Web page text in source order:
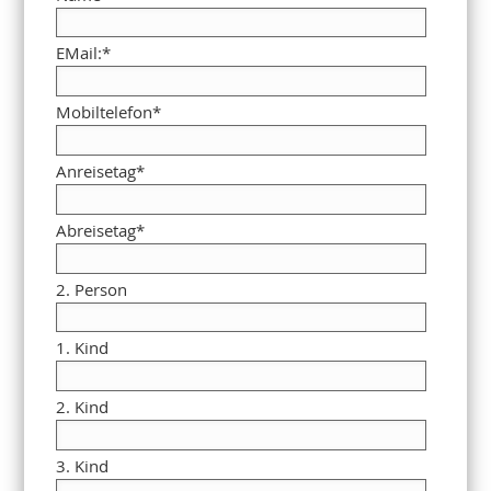
EMail:*
Mobiltelefon*
Anreisetag*
Abreisetag*
2. Person
1. Kind
2. Kind
3. Kind